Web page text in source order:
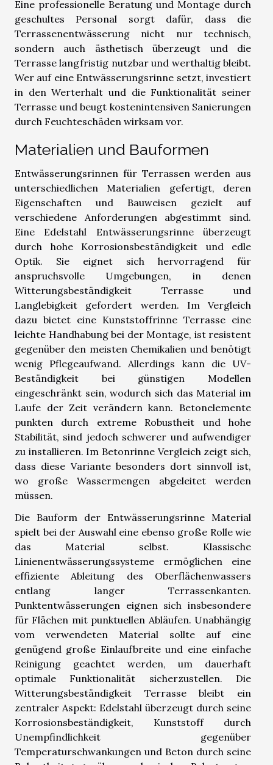
Eine professionelle Beratung und Montage durch
geschultes Personal sorgt dafür, dass die
Terrassenentwässerung nicht nur technisch,
sondern auch ästhetisch überzeugt und die
Terrasse langfristig nutzbar und werthaltig bleibt.
Wer auf eine Entwässerungsrinne setzt, investiert
in den Werterhalt und die Funktionalität seiner
Terrasse und beugt kostenintensiven Sanierungen
durch Feuchteschäden wirksam vor.
Materialien und Bauformen
Entwässerungsrinnen für Terrassen werden aus
unterschiedlichen Materialien gefertigt, deren
Eigenschaften und Bauweisen gezielt auf
verschiedene Anforderungen abgestimmt sind.
Eine Edelstahl Entwässerungsrinne überzeugt
durch hohe Korrosionsbeständigkeit und edle
Optik. Sie eignet sich hervorragend für
anspruchsvolle Umgebungen, in denen
Witterungsbeständigkeit Terrasse und
Langlebigkeit gefordert werden. Im Vergleich
dazu bietet eine Kunststoffrinne Terrasse eine
leichte Handhabung bei der Montage, ist resistent
gegenüber den meisten Chemikalien und benötigt
wenig Pflegeaufwand. Allerdings kann die UV-
Beständigkeit bei günstigen Modellen
eingeschränkt sein, wodurch sich das Material im
Laufe der Zeit verändern kann. Betonelemente
punkten durch extreme Robustheit und hohe
Stabilität, sind jedoch schwerer und aufwendiger
zu installieren. Im Betonrinne Vergleich zeigt sich,
dass diese Variante besonders dort sinnvoll ist,
wo große Wassermengen abgeleitet werden
müssen.
Die Bauform der Entwässerungsrinne Material
spielt bei der Auswahl eine ebenso große Rolle wie
das Material selbst. Klassische
Linienentwässerungssysteme ermöglichen eine
effiziente Ableitung des Oberflächenwassers
entlang langer Terrassenkanten.
Punktentwässerungen eignen sich insbesondere
für Flächen mit punktuellen Abläufen. Unabhängig
vom verwendeten Material sollte auf eine
genügend große Einlaufbreite und eine einfache
Reinigung geachtet werden, um dauerhaft
optimale Funktionalität sicherzustellen. Die
Witterungsbeständigkeit Terrasse bleibt ein
zentraler Aspekt: Edelstahl überzeugt durch seine
Korrosionsbeständigkeit, Kunststoff durch
Unempfindlichkeit gegenüber
Temperaturschwankungen und Beton durch seine